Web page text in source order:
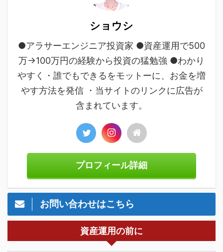
ショウシ
●アラサーエンジニア投資家 ●資産運用で500
万→100万円の経験から投資の猛勉強 ●わかり
やすく・誰でもできるをモットーに、お金を増
やす方法を発信 ・当サイトのリンクに広告が
含まれています。
プロフィール詳細
お問い合わせはこちら
資産運用の前に